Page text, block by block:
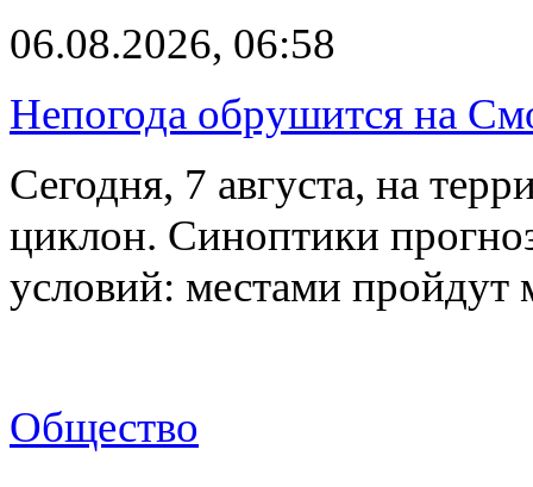
06.08.2026, 06:58
Непогода обрушится на
Сегодня, 7 августа, на
циклон. Синоптики
условий: местами
Общество